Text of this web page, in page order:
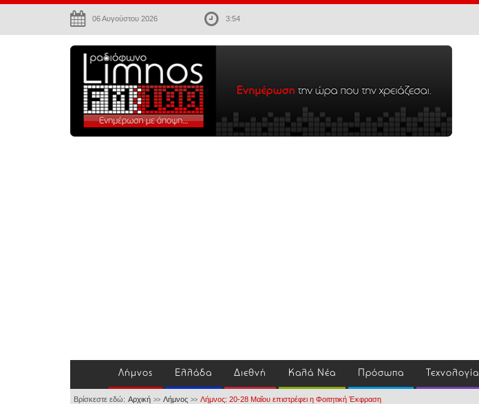
06 Αυγούστου 2026 3:54
Λήμνος Ελλάδα Διεθνή Καλά Νέα Πρόσωπα Τεχνολογία
Βρίσκεστε εδώ: Αρχική >> Λήμνος >> Λήμνος: 20-28 Μαΐου επιστρέφει η Φοιτητική Έκφραση